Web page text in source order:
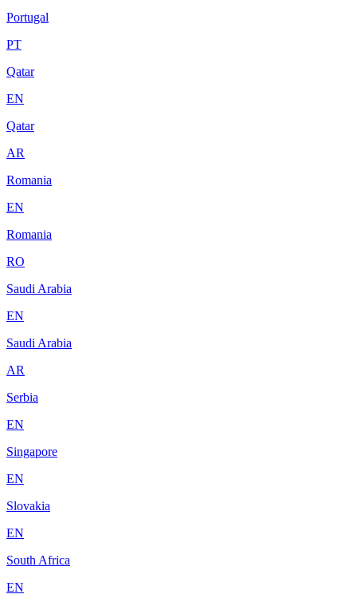
Portugal
PT
Qatar
EN
Qatar
AR
Romania
EN
Romania
RO
Saudi Arabia
EN
Saudi Arabia
AR
Serbia
EN
Singapore
EN
Slovakia
EN
South Africa
EN